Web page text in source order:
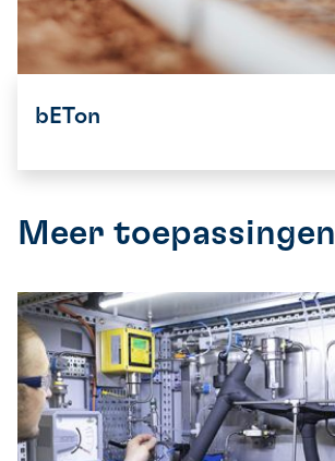
bETon
Meer toepassingen